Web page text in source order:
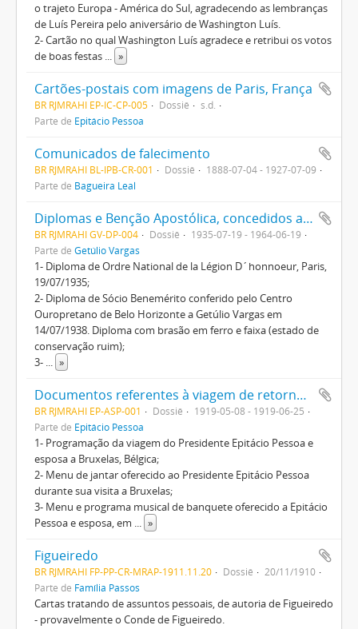
o trajeto Europa - América do Sul, agradecendo as lembranças
de Luís Pereira pelo aniversário de Washington Luís.
2- Cartão no qual Washington Luís agradece e retribui os votos
de boas festas ... »
Cartões-postais com imagens de Paris, França
BR RJMRAHI EP-IC-CP-005 Dossiê
s.d.
Parte de Epitácio Pessoa
Comunicados de falecimento
BR RJMRAHI BL-IPB-CR-001 Dossiê
1888-07-04 - 1927-07-09
Parte de Bagueira Leal
Diplomas e Benção Apostólica, concedidos a Getúlio Vargas, Darcy Vargas e Getúlio Vargas Filho, entre outros
BR RJMRAHI GV-DP-004 Dossiê
1935-07-19 - 1964-06-19
Parte de Getúlio Vargas
1- Diploma de Ordre National de la Légion D´honnoeur, Paris,
19/07/1935;
2- Diploma de Sócio Benemérito conferido pelo Centro
Ouropretano de Belo Horizonte a Getúlio Vargas em
14/07/1938. Diploma com brasão em ferro e faixa (estado de
conservação ruim);
3- ... »
Documentos referentes à viagem de retorno da Europa ao Brasil do recém eleito presidente, Epitácio Pessoa, registrando sua passagem por alguns países europeus e pelos Estados Unidos da América
BR RJMRAHI EP-ASP-001 Dossiê
1919-05-08 - 1919-06-25
Parte de Epitácio Pessoa
1- Programação da viagem do Presidente Epitácio Pessoa e
esposa a Bruxelas, Bélgica;
2- Menu de jantar oferecido ao Presidente Epitácio Pessoa
durante sua visita a Bruxelas;
3- Menu e programa musical de banquete oferecido a Epitácio
Pessoa e esposa, em ... »
Figueiredo
BR RJMRAHI FP-PP-CR-MRAP-1911.11.20 Dossiê
20/11/1910
Parte de Família Passos
Cartas tratando de assuntos pessoais, de autoria de Figueiredo
- provavelmente o Conde de Figueiredo.